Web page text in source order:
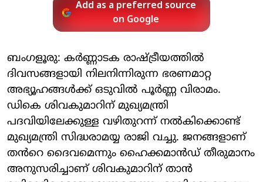
Add as a preferred source
on Google
ബംഗളൂരു: കർണ്ണാടക രാഷ്ട്രീയത്തിൽ
ദിവസങ്ങളായി നിലനിന്നിരുന്ന ഭരണമാറ്റ
അഭ്യൂഹങ്ങൾക്ക് ഒടുവിൽ പൂർണ്ണ വിരാമം.
ഡികെ ശിവകുമാറിന് മുഖ്യമന്ത്രി
പദവിയിലേക്കുള്ള വഴിതുറന്ന് നൽകിക്കൊണ്ട്
മുഖ്യമന്ത്രി സിദ്ധരാമയ്യ രാജി വച്ചു. ജനങ്ങളാണ്
തൻറെ ദൈവമെന്നും ഹൈക്കമാൻഡ് തീരുമാനം
അനുസരിച്ചാണ് ശിവകുമാറിന് താൻ